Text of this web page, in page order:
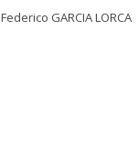
Federico GARCIA LORCA